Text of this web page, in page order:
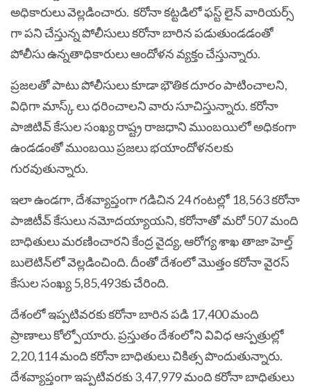
అధికారులు వెల్లడించారు. కరోనా కట్టడిలో ఫస్ట్ లైన్ వారియర్స్
గా పని చేస్తున్న పోలీసులు కరోనా బారిన పడుతుండడంతో
పోలీసు ఉన్నతాధికారులు ఆందోళన వ్యక్తం చేస్తున్నారు.
ప్రజలతో పాటు పోలీసులు కూడా భౌతిక దూరం పాటించాలని,
విధిగా మాస్క్ లు ధరించాలని వారు సూచిస్తున్నారు. కరోనా
పాజిటివ్ కేసుల సంఖ్య రాష్ట్ర రాజధాని ముంబయిలో అధికంగా
ఉండడంతో ముంబయి ప్రజలు భయాందోళనలకు
గురవుతున్నారు.
ఇలా ఉండగా, దేశవ్యాప్తంగా గడిచిన 24 గంటల్లో 18,563 కరోనా
పాజిటీవ్ కేసులు నమోదయ్యాయని, కరోనాతో మరో 507 మంది
బాధితులు మరణించారని కేంద్ర వైద్య, ఆరోగ్య శాఖ తాజా హెల్త్
బులెటిన్‌లో వెల్లడించింది. దీంతో దేశంలో మొత్తం కరోనా వైరస్
కేసుల సంఖ్య 5,85,493కు చేరింది.
దేశంలో ఇప్పటివరకు కరోనా బారిన పడి 17,400 మంది
ప్రాణాలు కోల్పోయారు. ప్రస్తుతం దేశంలోని వివిధ ఆస్పత్రుల్లో
2,20,114 మంది కరోనా బాధితులు చికిత్స పొందుతున్నారు.
దేశవ్యాప్తంగా ఇప్పటివరకు 3,47,979 మంది కరోనా బాధితులు